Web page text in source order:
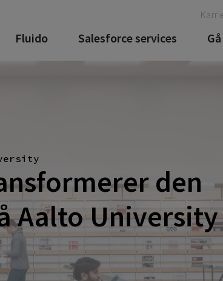
Fluido Salesforce services
den
Aalto University